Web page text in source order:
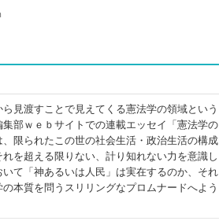
見渡すことで見えてくる憲法学の領域という
部ｗｅｂサイトでの連載エッセイ「憲法学の
限られたこの世の社会生活・政治生活の構成
を超える限りない、計り知れない力を意識し
て「神あるいは人民」は実在するのか、それ
本質を問うスリリングなプロムナードへよう